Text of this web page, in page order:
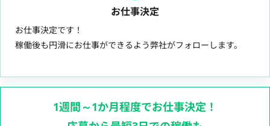
お仕事決定
お仕事決定です！
稼働後も円滑にお仕事ができるよう弊社がフォローします。
1週間～1か月程度でお仕事決定！